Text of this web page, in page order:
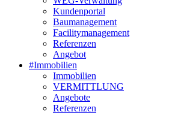
Kundenportal
Baumanagement
Facilitymanagement
Referenzen
Angebot
#Immobilien
Immobilien
VERMITTLUNG
Angebote
Referenzen